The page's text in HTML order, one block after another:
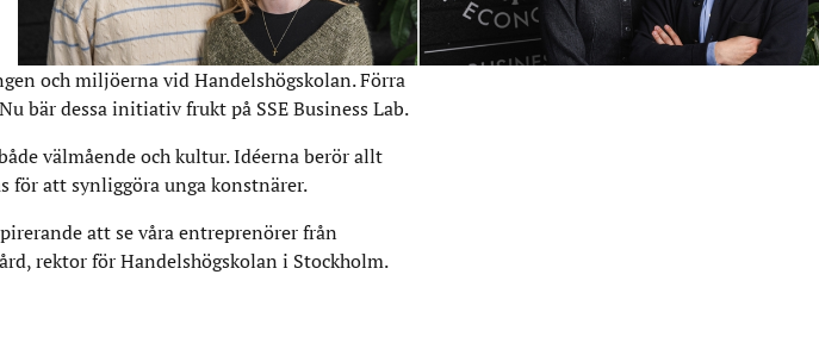
och miljöerna vid Handelshögskolan. Förra
bär dessa initiativ frukt på SSE Business Lab.
välmående och kultur. Idéerna berör allt
att synliggöra unga konstnärer.
att se våra entreprenörer från
rektor för Handelshögskolan i Stockholm.